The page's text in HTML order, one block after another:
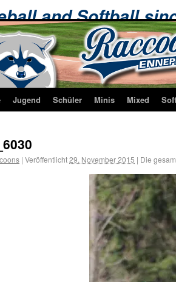
and Softball
Jugend Schüler Minis Mixed
| Veröffentlicht29. November 2015 | Die